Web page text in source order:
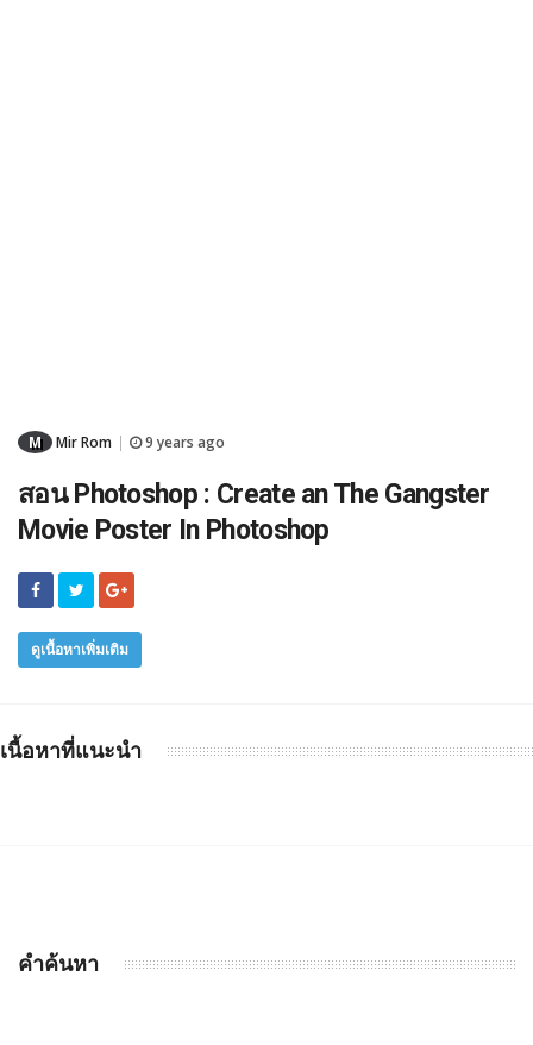
M Mir Rom 9 years ago
สอน Photoshop : Create an The Gangster
Movie Poster In Photoshop
ดูเนื้อหาเพิ่มเติม
เนื้อหาที่แนะนำ
คำค้นหา